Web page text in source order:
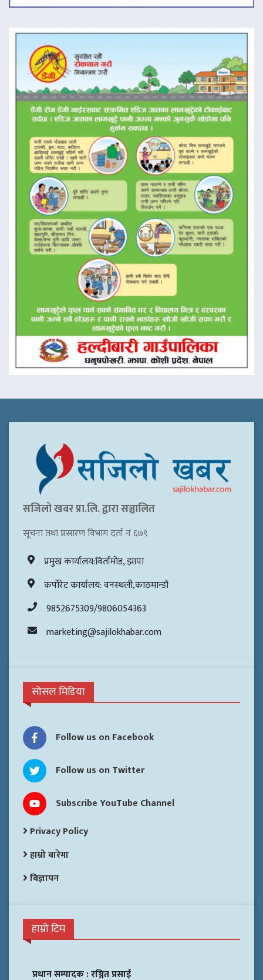
सजिलो खवर प्रा.लि. द्वारा सञ्चालित
सूचना तथा प्रसारण विभाग दर्ता नं ६७९
प्रमुख कार्यालय:विर्तामोड, झापा
कर्पोरेट कार्यालय: वनस्थली,काठमान्डौ
9852675309/9806054363
marketing@sajilokhabar.com
सोसल मिडिया
Follow us on Facebook
Follow us on Twitter
Subscribe YouTube Channel
Privacy Policy
हाम्रो बारेमा
विज्ञापन
हाम्रो टिम
प्रधान सम्पादक :रञ्जित प्रसाई